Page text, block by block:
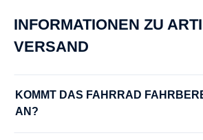
FSA
INFORMATIONEN ZU
VERSAND
KOMMT DAS FAHRRAD
AN?